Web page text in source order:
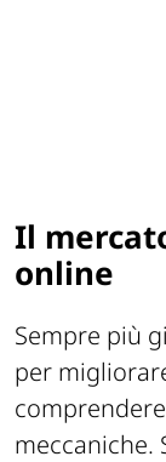
Il
online
Sempre più
per
meccaniche.